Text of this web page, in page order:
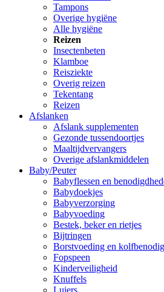
Tampons
Overige hygiëne
Alle hygiëne
Reizen
Insectenbeten
Klamboe
Reisziekte
Overig reizen
Tekentang
Reizen
Afslanken
Afslank supplementen
Gezonde tussendoortjes
Maaltijdvervangers
Overige afslankmiddelen
Baby/Peuter
Babyflessen en
Babydoekjes
Babyverzorging
Babyvoeding
Bestek, beker en rietjes
Bijtringen
Borstvoeding en
Fopspeen
Kinderveiligheid
Knuffels
Luiers